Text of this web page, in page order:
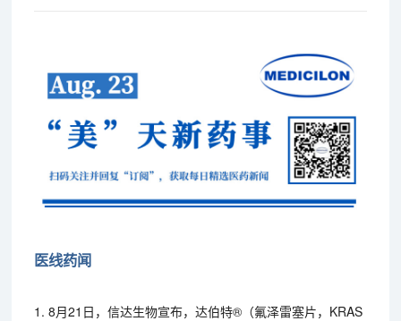
医线药闻
1. 8月21日，信达生物宣布，达伯特®（氟泽雷塞片，KRAS